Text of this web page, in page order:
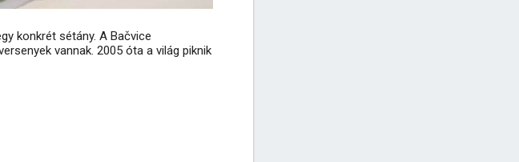
konkrét sétány. A Bačvice
vannak. 2005 óta a világ piknik